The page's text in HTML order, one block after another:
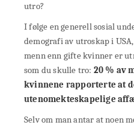
utro?
I følge en generell sosial
demografi av utroskap i
menn enn gifte kvinner er
som du skulle tro: 20 % av
kvinnene rapporterte at
utenomekteskapelige
Selv om man antar at noen